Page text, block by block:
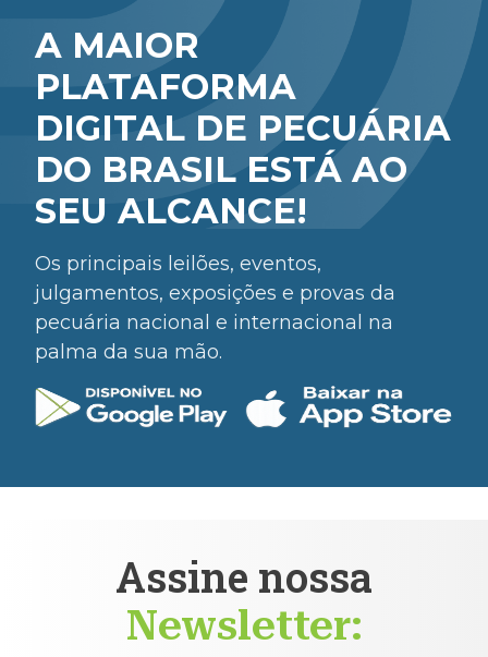
A MAIOR
PLATAFORMA
DIGITAL DE PECUÁRIA
DO BRASIL ESTÁ AO
SEU ALCANCE!
Os principais leilões, eventos,
julgamentos, exposições e provas da
pecuária nacional e internacional na
palma da sua mão.
Assine nossa
Newsletter: